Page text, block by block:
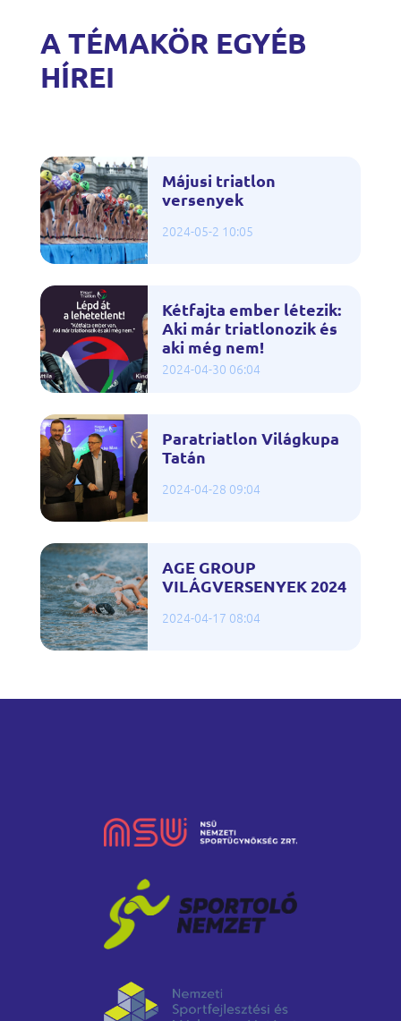
A TÉMAKÖR EGYÉB
HÍREI
Májusi triatlon
versenyek
2024-05-2 10:05
Kétfajta ember létezik:
Aki már triatlonozik és
aki még nem!
2024-04-30 06:04
Paratriatlon Világkupa
Tatán
2024-04-28 09:04
AGE GROUP
VILÁGVERSENYEK 2024
2024-04-17 08:04